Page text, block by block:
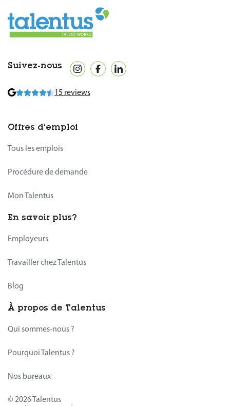
Suivez-nous
15 reviews
Offres d’emploi
Tous les emplois
Procédure de demande
Mon Talentus
En savoir plus?
Employeurs
Travailler chez Talentus
Blog
À propos de Talentus
Qui sommes-nous ?
Pourquoi Talentus ?
Nos bureaux
© 2026 Talentus